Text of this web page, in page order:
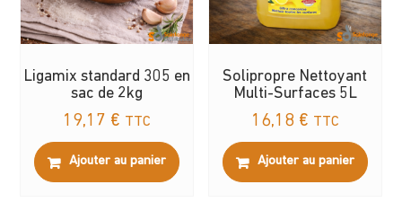
la
page
produit
Ligamix standard 305 en
sac de 2kg
19,17 € TTC
Ajouter au panier
Solipropre Nettoyant
Multi-Surfaces 5L
16,18 € TTC
Ajouter au panier